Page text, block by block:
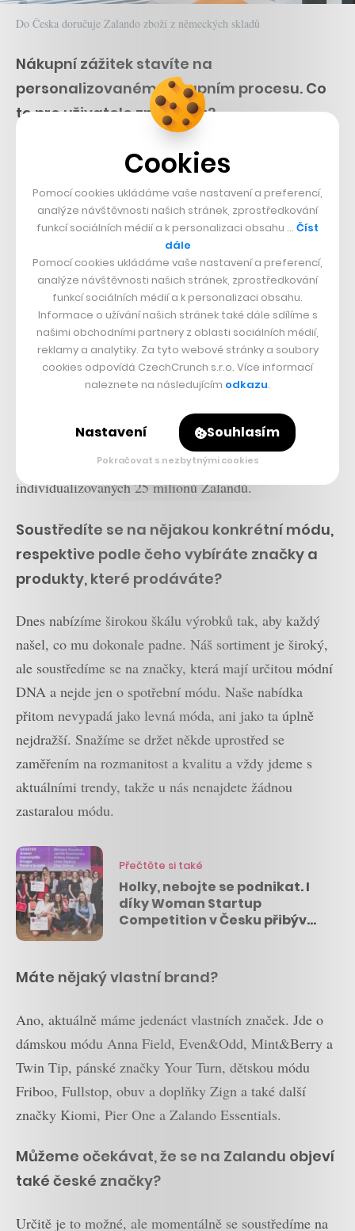
Do Česka doručuje Zalando zboží z německých skladů
Nákupní zážitek stavíte na
personalizovaném nákupním procesu. Co
to pro uživatele znamená?
Personalizovaný zážitek je to hlavní, na čem naší
nákupní platformu stavíme. Nabízíme velmi široký
sortiment výrobků, z nichž nemusí být snadné si vybrat.
Zatímco někteří lidé milují prohlížet si nabídku a prostě
hledat, jiní se občas mohou cítit zahlceni širokým
výběrem výrobků. Když chcete najít černé triko, musíte
někdy projít opravdu mnoho stránek, než najdete to
správné. To je také důvod, proč doporučujeme
zákazníkům pomocí algoritmů to, co pro ně může být
nejvíce relevantní. Nejprve si zákazníci výslovně
zakliknou, jaká móda je pro ně nejzajímavější, a pak
systém sleduje jejich nákupní historii. Toto vše přispívá
k našemu dlouhodobému cíli, kterým je nabídnout
našim více než 25 milionům zákazníků skutečně
individualizovaných 25 milionů Zalandů.
Soustředíte se na nějakou konkrétní módu,
respektive podle čeho vybíráte značky a
produkty, které prodáváte?
Dnes nabízíme širokou škálu výrobků tak, aby každý
našel, co mu dokonale padne. Náš sortiment je široký,
ale soustředíme se na značky, která mají určitou módní
DNA a nejde jen o spotřební módu. Naše nabídka
přitom nevypadá jako levná móda, ani jako ta úplně
nejdražší. Snažíme se držet někde uprostřed se
zaměřením na rozmanitost a kvalitu a vždy jdeme s
aktuálními trendy, takže u nás nenajdete žádnou
zastaralou módu.
Přečtěte si také
Holky, nebojte se podnikat. I
díky Woman Startup
Competition v Česku přibývá
Máte nějaký vlastní brand?
Ano, aktuálně máme jedenáct vlastních značek. Jde o
dámskou módu Anna Field, Even&Odd, Mint&Berry a
Twin Tip, pánské značky Your Turn, dětskou módu
Friboo, Fullstop, obuv a doplňky Zign a také další
značky Kiomi, Pier One a Zalando Essentials.
Můžeme očekávat, že se na Zalandu objeví
také české značky?
Určitě je to možné, ale momentálně se soustředíme na
Cookies
Pomocí cookies ukládáme vaše nastavení a preferencí,
analýze návštěvnosti našich stránek, zprostředkování
funkcí sociálních médií a k personalizaci obsahu … Číst
dále
Pomocí cookies ukládáme vaše nastavení a preferencí,
analýze návštěvnosti našich stránek, zprostředkování
funkcí sociálních médií a k personalizaci obsahu.
Informace o užívání našich stránek také dále sdílíme s
našimi obchodními partnery z oblasti sociálních médií,
reklamy a analytiky. Za tyto webové stránky a soubory
cookies odpovídá CzechCrunch s.r.o. Více informací
naleznete na následujícím odkazu.
Nastavení Souhlasím
Pokračovat s nezbytnými cookies